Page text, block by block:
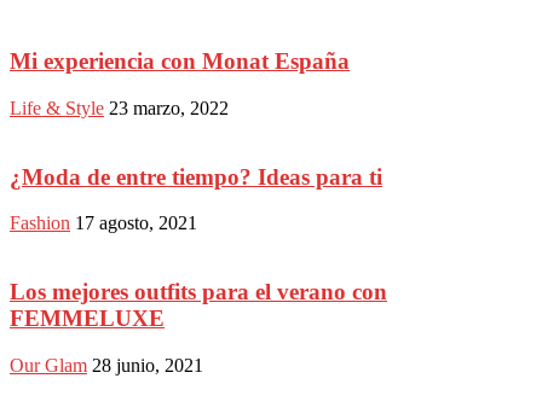
Mi experiencia con Monat España
Life & Style 23 marzo, 2022
¿Moda de entre tiempo? Ideas para ti
Fashion 17 agosto, 2021
Los mejores outfits para el verano con
FEMMELUXE
Our Glam 28 junio, 2021